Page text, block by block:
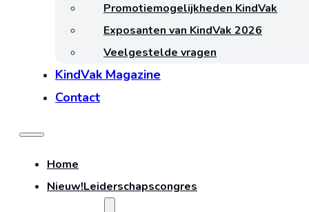
Promotiemogelijkheden KindVak
Exposanten van KindVak 2026
Veelgestelde vragen
KindVak Magazine
Contact
Home
Nieuw!Leiderschapscongres